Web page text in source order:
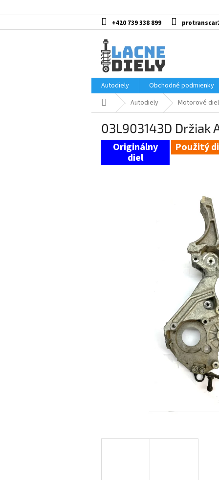
na
+420 739 338 899
Autodiely
Obchodné podmienky
DomovAutodiely Motorové
03L903143D
Použitý